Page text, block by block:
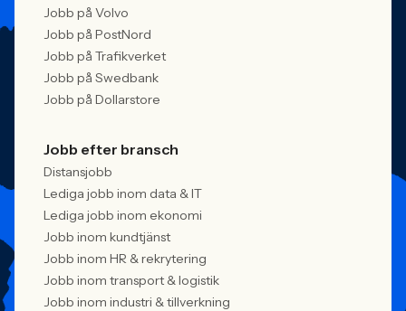
Jobb på Volvo
Jobb på PostNord
Jobb på Trafikverket
Jobb på Swedbank
Jobb på Dollarstore
Jobb efter bransch
Distansjobb
Lediga jobb inom data & IT
Lediga jobb inom ekonomi
Jobb inom kundtjänst
Jobb inom HR & rekrytering
Jobb inom transport & logistik
Jobb inom industri & tillverkning